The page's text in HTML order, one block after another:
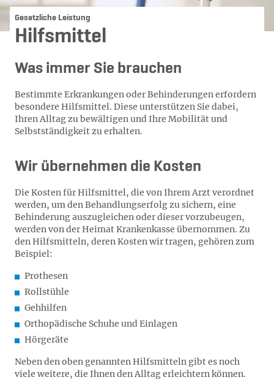
Gesetzliche Leistung
Hilfsmittel
Was immer Sie brauchen
Bestimmte Erkrankungen oder Behinderungen erfordern
besondere Hilfsmittel. Diese unterstützen Sie dabei,
Ihren Alltag zu bewältigen und Ihre Mobilität und
Selbstständigkeit zu erhalten.
Wir übernehmen die Kosten
Die Kosten für Hilfsmittel, die von Ihrem Arzt verordnet
werden, um den Behandlungserfolg zu sichern, eine
Behinderung auszugleichen oder dieser vorzubeugen,
werden von der Heimat Krankenkasse übernommen. Zu
den Hilfsmitteln, deren Kosten wir tragen, gehören zum
Beispiel:
Prothesen
Rollstühle
Gehhilfen
Orthopädische Schuhe und Einlagen
Hörgeräte
Neben den oben genannten Hilfsmitteln gibt es noch
viele weitere, die Ihnen den Alltag erleichtern können.